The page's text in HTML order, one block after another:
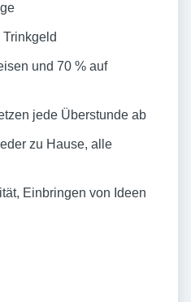
und 70 % auf
jede Überstunde ab
zu Hause, alle
Einbringen von Ideen